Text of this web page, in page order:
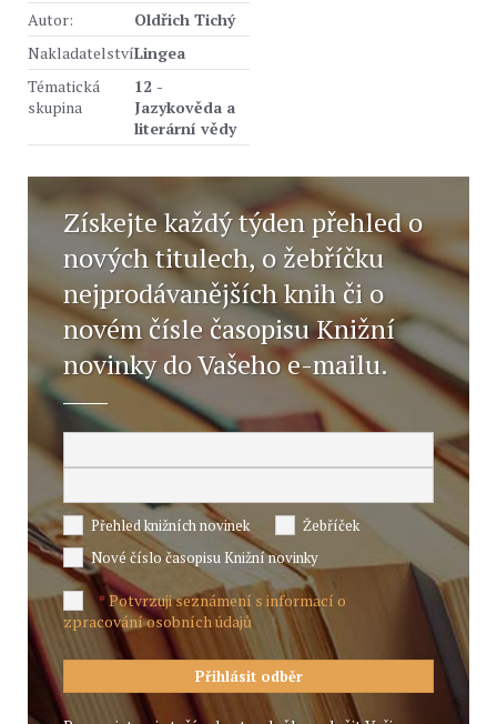
Autor:
Oldřich Tichý
NakladatelstvíLingea
Tématická
skupina
12 -
Jazykověda a
literární vědy
Získejte každý týden přehled o
nových titulech, o žebříčku
nejprodávanějších knih či o
novém čísle časopisu Knižní
novinky do Vašeho e-mailu.
Přehled knižních novinek
Žebříček
Nové číslo časopisu Knižní novinky
*Potvrzuji seznámení s informací o
zpracování osobních údajů